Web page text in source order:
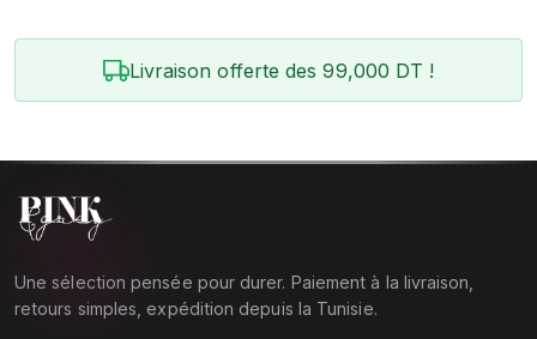
Livraison offerte des 99,000 DT !
Une sélection pensée pour durer. Paiement à la livraison,
retours simples, expédition depuis la Tunisie.